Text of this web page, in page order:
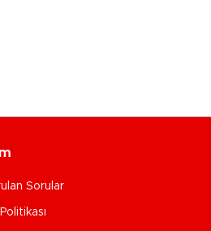
Sorular